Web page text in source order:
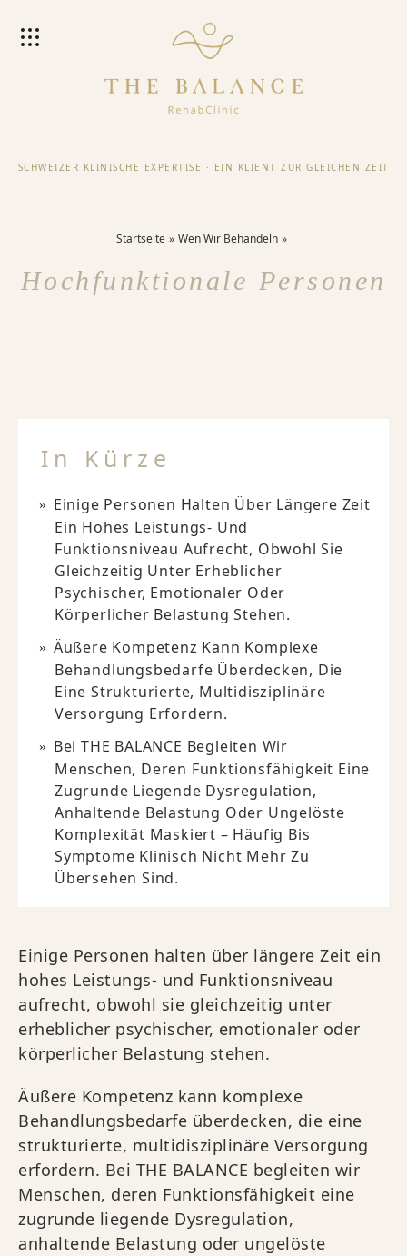
SCHWEIZER KLINISCHE EXPERTISE · EIN KLIENT ZUR GLEICHEN ZEIT
Startseite Wen Wir Behandeln
Hochfunktionale Personen
In Kürze
Einige Personen Halten Über Längere Zeit
Ein Hohes Leistungs- Und
Funktionsniveau Aufrecht, Obwohl Sie
Gleichzeitig Unter Erheblicher
Psychischer, Emotionaler Oder
Körperlicher Belastung Stehen.
Äußere Kompetenz Kann Komplexe
Behandlungsbedarfe Überdecken, Die
Eine Strukturierte, Multidisziplinäre
Versorgung Erfordern.
Bei THE BALANCE Begleiten Wir
Menschen, Deren Funktionsfähigkeit Eine
Zugrunde Liegende Dysregulation,
Anhaltende Belastung Oder Ungelöste
Komplexität Maskiert – Häufig Bis
Symptome Klinisch Nicht Mehr Zu
Übersehen Sind.
Einige Personen halten über längere Zeit ein
hohes Leistungs- und Funktionsniveau
aufrecht, obwohl sie gleichzeitig unter
erheblicher psychischer, emotionaler oder
körperlicher Belastung stehen.
Äußere Kompetenz kann komplexe
Behandlungsbedarfe überdecken, die eine
strukturierte, multidisziplinäre Versorgung
erfordern. Bei THE BALANCE begleiten wir
Menschen, deren Funktionsfähigkeit eine
zugrunde liegende Dysregulation,
anhaltende Belastung oder ungelöste